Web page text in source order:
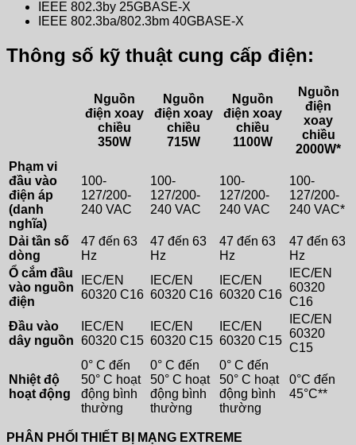
IEEE 802.3by 25GBASE-X
IEEE 802.3ba/802.3bm 40GBASE-X
Thông số kỹ thuật cung cấp điện:
Nguồn
điện xoay
chiều
350W
Nguồn
điện xoay
chiều
715W
Nguồn
điện xoay
chiều
1100W
Nguồn
điện
xoay
chiều
2000W*
Phạm vi
đầu vào
điện áp
(danh
nghĩa)
100-
127/200-
240 VAC
100-
127/200-
240 VAC
100-
127/200-
240 VAC
100-
127/200-
240 VAC*
Dải tần số
dòng
47 đến 63
Hz
47 đến 63
Hz
47 đến 63
Hz
47 đến 63
Hz
Ổ cắm đầu
vào nguồn
điện
IEC/EN
60320 C16
IEC/EN
60320 C16
IEC/EN
60320 C16
IEC/EN
60320
C16
Đầu vào
dây nguồn
IEC/EN
60320 C15
IEC/EN
60320 C15
IEC/EN
60320 C15
IEC/EN
60320
C15
Nhiệt độ
hoạt động
0° C đến
50° C hoạt
động bình
thường
0° C đến
50° C hoạt
động bình
thường
0° C đến
50° C hoạt
động bình
thường
0°C đến
45°C**
PHÂN PHỐI THIẾT BỊ MẠNG EXTREME